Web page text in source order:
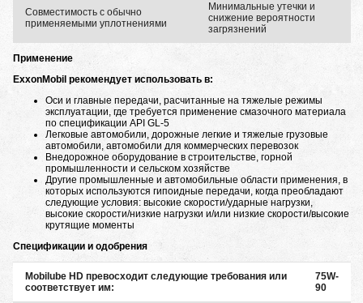
Совместимость с обычно
применяемыми уплотнениями
Минимальные утечки и
снижение вероятности
загрязнений
Применение
ExxonMobil рекомендует использовать в:
Оси и главные передачи, расчитанные на тяжелые режимы
эксплуатации, где требуется применение смазочного материала
по спецификации API GL-5
Легковые автомобили, дорожные легкие и тяжелые грузовые
автомобили, автомобили для коммерческих перевозок
Внедорожное оборудование в строительстве, горной
промышленности и сельском хозяйстве
Другие промышленные и автомобильные области применения, в
которых используются гипоидные передачи, когда преобладают
следующие условия: высокие скорости/ударные нагрузки,
высокие скорости/низкие нагрузки и/или низкие скорости/высокие
крутящие моменты
Спецификации и одобрения
Mobilube HD превосходит следующие требования или
соответствует им:
75W-
90